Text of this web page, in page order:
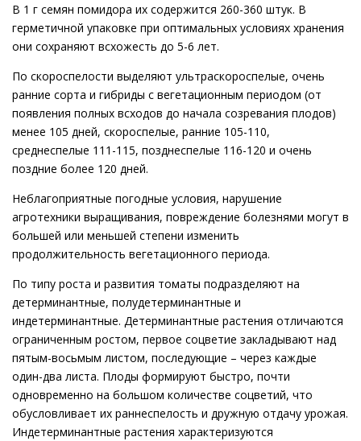
В 1 г семян помидора их содержится 260-360 штук. В
герметичной упаковке при оптимальных условиях хранения
они сохраняют всхожесть до 5-6 лет.
По скороспелости выделяют ультраскороспелые, очень
ранние сорта и гибриды с вегетационным периодом (от
появления полных всходов до начала созревания плодов)
менее 105 дней, скороспелые, ранние 105-110,
среднеспелые 111-115, позднеспелые 116-120 и очень
поздние более 120 дней.
Неблагоприятные погодные условия, нарушение
агротехники выращивания, повреждение болезнями могут в
большей или меньшей степени изменить
продолжительность вегетационного периода.
По типу роста и развития томаты подразделяют на
детерминантные, полудетерминантные и
индетерминантные. Детерминантные растения отличаются
ограниченным ростом, первое соцветие закладывают над
пятым-восьмым листом, последующие – через каждые
один-два листа. Плоды формируют быстро, почти
одновременно на большом количестве соцветий, что
обусловливает их раннеспелость и дружную отдачу урожая.
Индетерминантные растения характеризуются